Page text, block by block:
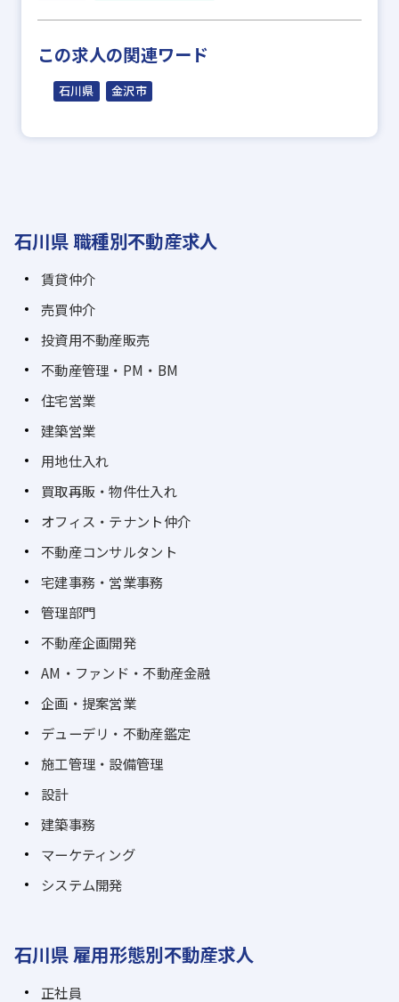
この求人の関連ワード
石川県 金沢市
石川県 職種別不動産求人
賃貸仲介
売買仲介
投資用不動産販売
不動産管理・PM・BM
住宅営業
建築営業
用地仕入れ
買取再販・物件仕入れ
オフィス・テナント仲介
不動産コンサルタント
宅建事務・営業事務
管理部門
不動産企画開発
AM・ファンド・不動産金融
企画・提案営業
デューデリ・不動産鑑定
施工管理・設備管理
設計
建築事務
マーケティング
システム開発
石川県 雇用形態別不動産求人
正社員